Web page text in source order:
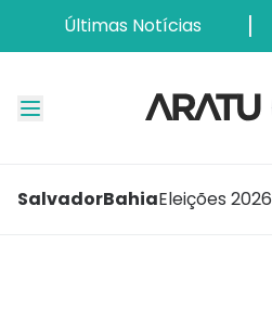
Últimas Notícias
SalvadorBahiaEleições 2026